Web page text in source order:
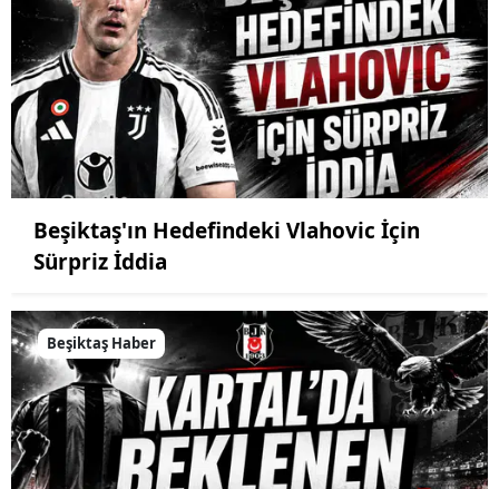
Beşiktaş'ın Hedefindeki Vlahovic İçin
Sürpriz İddia
Beşiktaş Haber